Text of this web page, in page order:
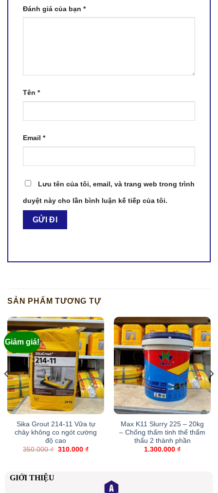
Đánh giá của bạn *
Tên *
Email *
Lưu tên của tôi, email, và trang web trong trình
duyệt này cho lần bình luận kế tiếp của tôi.
SẢN PHẨM TƯƠNG TỰ
Giảm giá!
Sika Grout 214-11 Vữa tự
chảy không co ngót cường
độ cao
350.000₫ Giá
310.000 ₫Giá
Max K11 Slurry 225 – 20kg
– Chống thấm tinh thể thẩm
thấu 2 thành phần
1.300.000 ₫
₫.
GIỚI THIỆU